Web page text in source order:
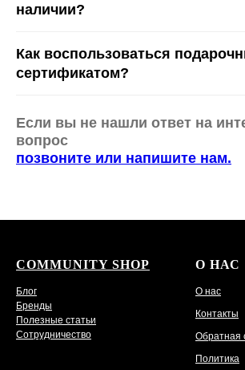
наличии?
Как воспользоваться
сертификатом?
Если вы не нашли ответ на
вопрос
позвоните или напишите нам.
COMMUNITY SHOP
Блог
Бренды
Полезные статьи
Сотрудничество
О НАС
О нас
Контакты
Обратная
Политика